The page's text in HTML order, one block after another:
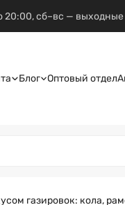
20:00, сб–вс — выходные
Блог Оптовый отдел
газировок: кола,